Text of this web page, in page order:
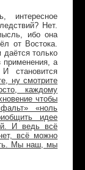
Нет.
ибо она
от Востока.
только
применения, а
становится
ну смотрите
каждому
чтобы
«ноль
идее
И ведь всё
всё можно
Мы наш, мы